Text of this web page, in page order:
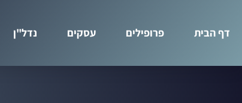
דף הבית פרופילים עסקים נדל"ן